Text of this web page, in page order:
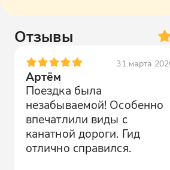
Отзывы
31 марта
Артём
Поездка была
незабываемой! Особенно
впечатлили виды с
канатной дороги. Гид
отлично справился.